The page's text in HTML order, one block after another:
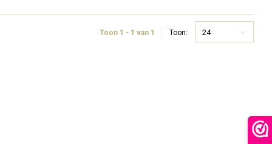
Toon 1 - 1 van 1 Toon: 24